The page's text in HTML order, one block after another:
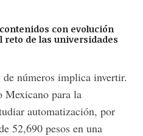
con evolución
reto de las universidades
números implica invertir.
Mexicano para la
automatización, por
52,690 pesos en una